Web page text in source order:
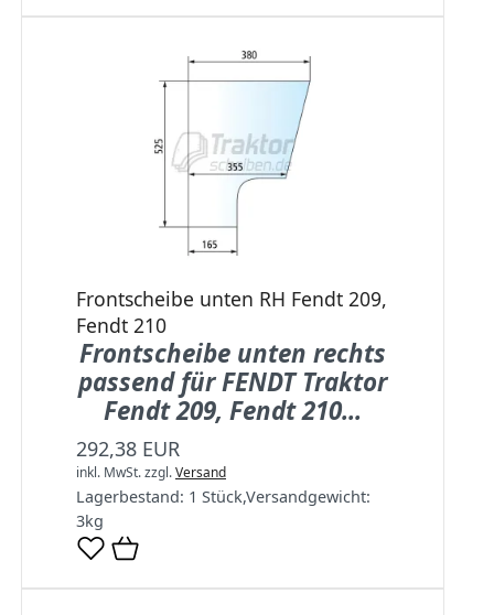
Frontscheibe unten RH Fendt 209,
Fendt 210
Frontscheibe unten rechts
passend für FENDT Traktor
Fendt 209, Fendt 210...
292,38 EUR
inkl. MwSt.zzgl.Versand
Lagerbestand: 1 Stück,Versandgewicht:
3kg